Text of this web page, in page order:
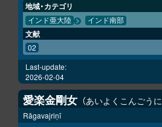
地域・カテゴリ
インド亜大陸 インド南部
文献
02
Last-update:
2026-02-04
愛楽金剛女 あいよくこんごう
Rāgavajriṇī